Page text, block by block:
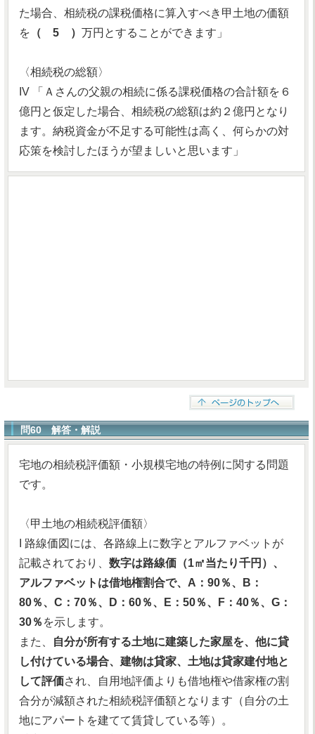
た場合、相続税の課税価格に算入すべき甲土地の価額
を （ 5 ） 万円とすることができます」
〈相続税の総額〉
IV 「Ａさんの父親の相続に係る課税価格の合計額を６
億円と仮定した場合、相続税の総額は約２億円となり
ます。納税資金が不足する可能性は高く、何らかの対
応策を検討したほうが望ましいと思います」
問60 解答・解説
宅地の相続税評価額・小規模宅地の特例に関する問題
です。
〈甲土地の相続税評価額〉
I 路線価図には、各路線上に数字とアルファベットが
記載されており、 数字は路線価（1㎡当たり千円）、
アルファベットは借地権割合で、A：90％、B：
80％、C：70％、D：60％、E：50％、F：40％、G：
30％ を示します。
また、
自分が所有する土地に建築した家屋を、他に貸
し付けている場合、建物は貸家、土地は貸家建付地と
して評価され、自用地評価よりも借地権や借家権の割
合分が減額された相続税評価額となります（自分の土
地にアパートを建てて賃貸している等）。